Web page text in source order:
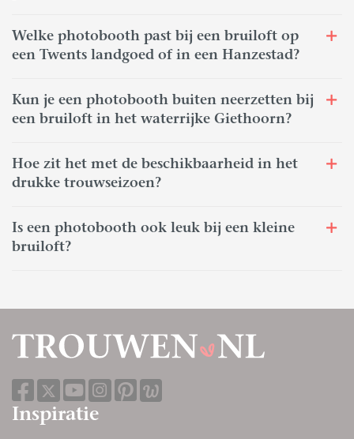
Welke photobooth past bij een bruiloft op
een Twents landgoed of in een Hanzestad?
Kun je een photobooth buiten neerzetten bij
een bruiloft in het waterrijke Giethoorn?
Hoe zit het met de beschikbaarheid in het
drukke trouwseizoen?
Is een photobooth ook leuk bij een kleine
bruiloft?
Inspiratie